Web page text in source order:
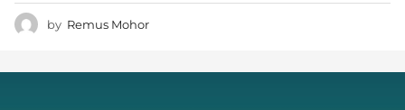
by Remus Mohor